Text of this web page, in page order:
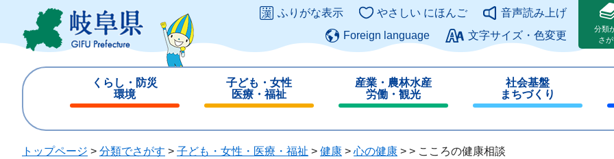
ジ
ュ
このページの本文へ
ふりがな表示 やさしい にほんご
音声読み上げ
Foreign language
文字サイズ・色変更
分類
さ
くらし・防災
環境
じ
子ども・女性
医療・福祉
じ
産業・農林水産
労働・観光
じ
る
社会基盤
まちづくり
じ
る
トップページ > 分類でさがす > 子ども・女性・医療・福祉 > 健康 > 心の健康 > > こころの健康相談